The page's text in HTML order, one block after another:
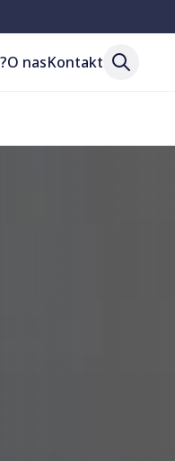
O nasKontakt